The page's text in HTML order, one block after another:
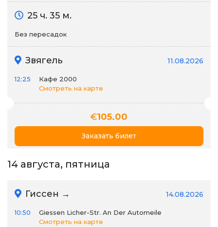
25 ч. 35 м.
Без пересадок
Звягель 11.08.2026
12:25
Кафе 2000
Смотреть на карте
€105.00
Заказать билет
14 августа, пятница
Гиссен → 14.08.2026
10:50
Giessen Licher-Str. An Der Automeile
Смотреть на карте